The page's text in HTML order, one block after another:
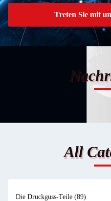
Treten Sie mit
All
Die Druckguss-Teile (89)